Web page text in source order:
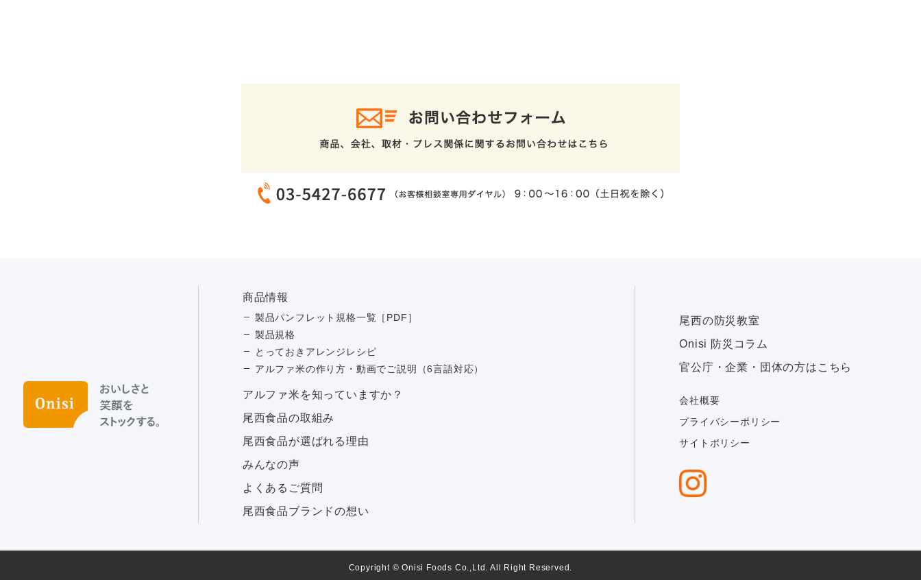
商品情報
製品パンフレット規格一覧［PDF］
製品規格
とっておきアレンジレシピ
アルファ米の作り方・動画でご説明（6言語対応）
アルファ⽶を知っていますか？
尾西食品の取組み
尾西食品が選ばれる理由
みんなの声
よくあるご質問
尾西食品ブランドの想い
尾西の防災教室
Onisi 防災コラム
官公庁・企業・団体の方はこちら
会社概要
プライバシーポリシー
サイトポリシー
Copyright © Onisi Foods Co.,Ltd. All Right Reserved.